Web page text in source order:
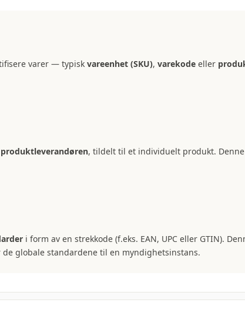
varer — typisk vareenhet (SKU), varekode eller
produktleverandøren, tildelt til et individuelt produkt.
i form av en strekkode (f.eks. EAN, UPC eller GTIN).
globale standardene til en myndighetsinstans.